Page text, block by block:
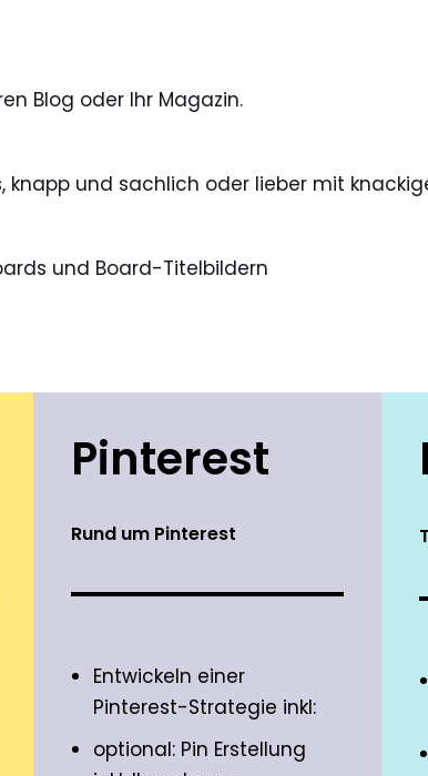
Blog oder Ihr Magazin.
knapp und sachlich oder lieber mit
und Board-Titelbildern
Pinterest
Rund um Pinterest
Entwickeln einer
Pinterest-Strategie inkl:
optional: Pin Erstellung